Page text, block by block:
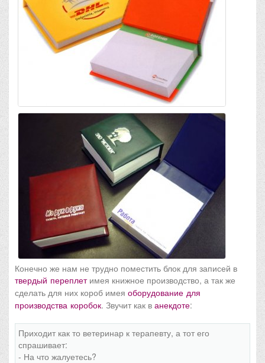
Конечно же нам не трудно поместить блок для записей в
твердый переплетимея книжное производство, а так же
сделать для них короб имея оборудование для
производства коробок. Звучит как ванекдоте:
Приходит как то ветеринар к терапевту, а тот его
спрашивает:
- На что жалуетесь?